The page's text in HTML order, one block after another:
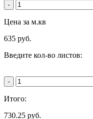
-
Цена за м.кв
635 руб.
Введите кол-во листов:
-
Итого:
730.25 руб.